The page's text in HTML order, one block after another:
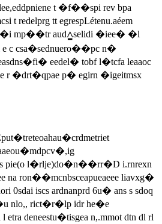
t �f��spi rev bpa
t redelprg tt egrespLétenu.aéem
mp��tr aud⩠selidi �iee� �l
c csa�sednuero��pc n�
eedel� tobf l�tcfa leaaoc
r �drt�qpae p� egirn �igeitmsx
pie(o l�rlje)do�n��rr�D i.rnrexn
na ron��mcnbsceapueaeee liavxg�
0sdai iscs ardnanprd 6u� ans s sdoq
nlo,, rict�r�lp idr he�e
etra deneestu�tisgea n,.mmot dtn dl rl